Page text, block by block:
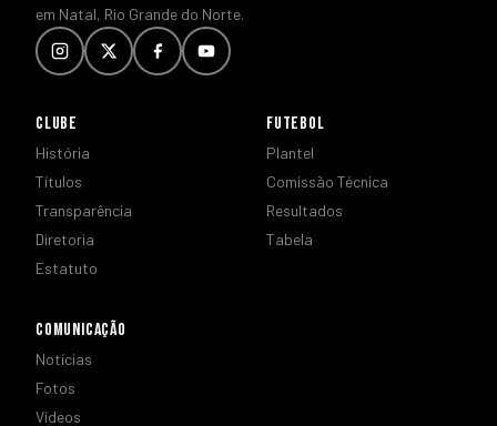
em Natal, Rio Grande do Norte.
CLUBE
História
Títulos
Transparência
Diretoria
Estatuto
FUTEBOL
Plantel
Comissão Técnica
Resultados
Tabela
COMUNICAÇÃO
Notícias
Fotos
Vídeos